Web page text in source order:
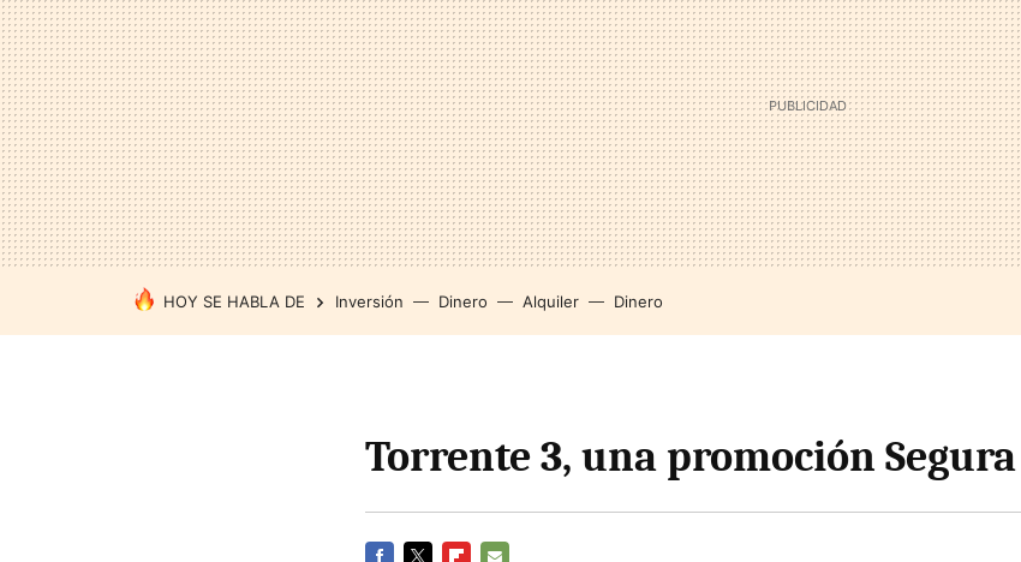
HOY SE HABLA DE Inversión Dinero Alquiler Dinero
Torrente 3, una promoción Segura